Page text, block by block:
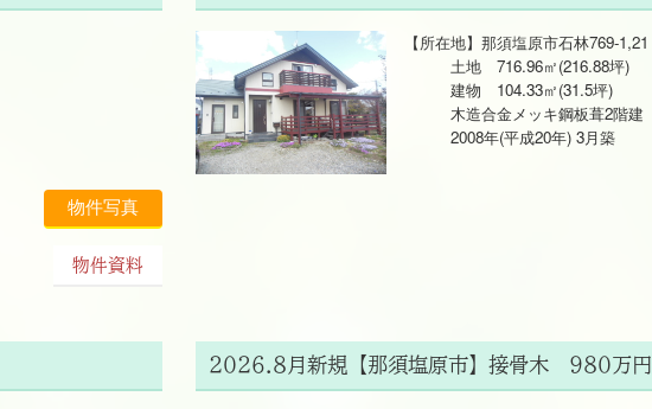
物件写真
物件資料
【所在地】那須塩原市石林769-1,21
土地 716.96㎡(216.88坪)
建物 104.33㎡(31.5坪)
木造合金メッキ鋼板葺2階建
2008年(平成20年) 3月築
2026.8月新規【那須塩原市】接骨木 980万円